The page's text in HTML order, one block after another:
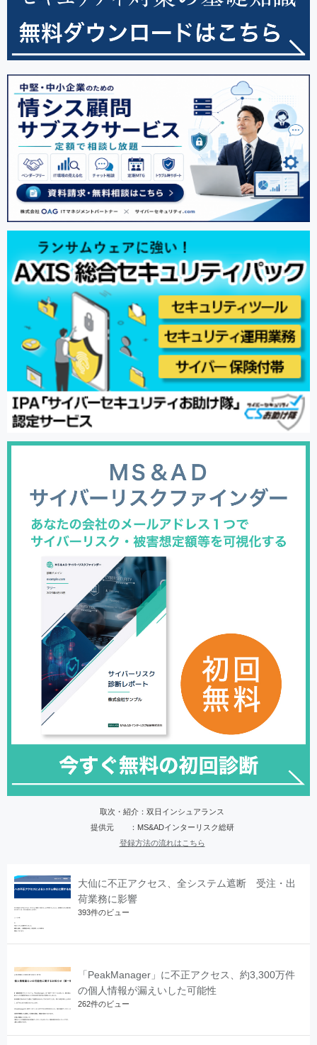
取次・紹介：双日インシュアランス
提供元 ：MS&ADインターリスク総研
登録方法の流れはこちら
大仙に不正アクセス、全システム遮断 受注・出
荷業務に影響
393件のビュー
「PeakManager」に不正アクセス、約3,300万件
の個人情報が漏えいした可能性
262件のビュー